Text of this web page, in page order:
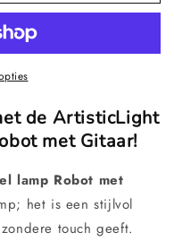
de ArtisticLight
met Gitaar!
lamp Robot met
het is een stijlvol
touch geeft.